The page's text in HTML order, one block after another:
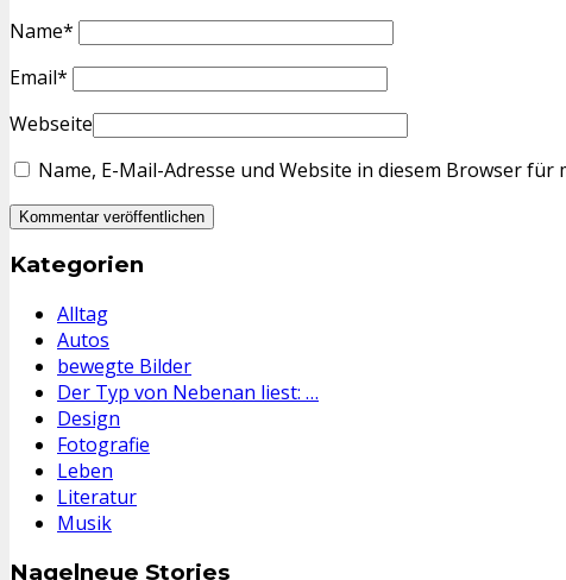
Name*
Email*
Webseite
Name, E-Mail-Adresse und Website in diesem Browser
Kategorien
Alltag
Autos
bewegte Bilder
Der Typ von Nebenan liest: …
Design
Fotografie
Leben
Literatur
Musik
Nagelneue Stories